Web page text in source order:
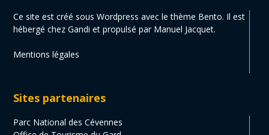
Ce site est créé sous Wordpress avec le thème Bento. Il est
hébergé chez Gandi et propulsé par Manuel Jacquet.
Mentions légales
Sites partenaires
Parc National des Cévennes